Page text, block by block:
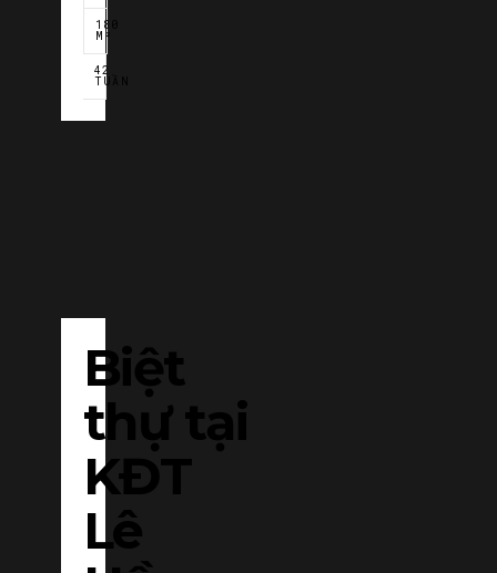
180
M²
42
TUẦN
Biệt
thự tại
KĐT
Lê